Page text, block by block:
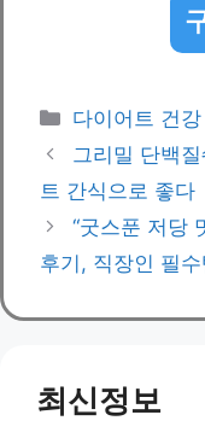
Categories
다이어트 건
그리밀 단백
트 간식으로 좋다
“굿스푼 저당
후기, 직장인 필수
최신정보